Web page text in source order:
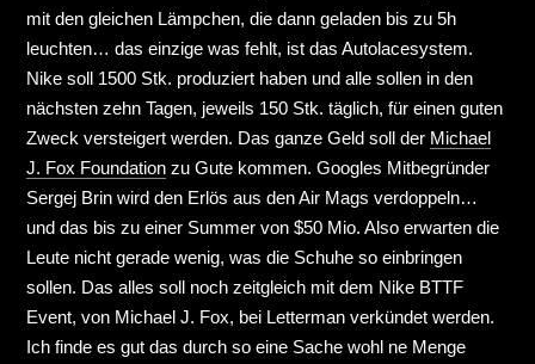
mit den gleichen Lämpchen, die dann geladen bis zu 5h
leuchten… das einzige was fehlt, ist das Autolacesystem.
Nike soll 1500 Stk. produziert haben und alle sollen in den
nächsten zehn Tagen, jeweils 150 Stk. täglich, für einen guten
Zweck versteigert werden. Das ganze Geld soll der Michael
J. Fox Foundation zu Gute kommen. Googles Mitbegründer
Sergej Brin wird den Erlös aus den Air Mags verdoppeln…
und das bis zu einer Summer von $50 Mio. Also erwarten die
Leute nicht gerade wenig, was die Schuhe so einbringen
sollen. Das alles soll noch zeitgleich mit dem Nike BTTF
Event, von Michael J. Fox, bei Letterman verkündet werden.
Ich finde es gut das durch so eine Sache wohl ne Menge